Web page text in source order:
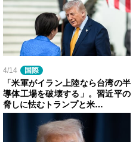
4/14 国際
「米軍がイラン上陸なら台湾の半
導体工場を破壊する」。習近平の
脅しに怯むトランプと米…